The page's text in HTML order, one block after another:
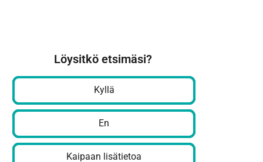
Löysitkö etsimäsi?
Kyllä
En
Kaipaan lisätietoa